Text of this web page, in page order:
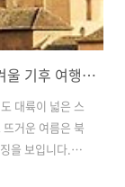
12월 1월 2월 스페인 남부 그라나다 날씨, 겨울 기후 여행 최적기 성수기 옷차림
대륙이 넓은 스
거운 여름은 북
을 보입니다.
만 아프리카